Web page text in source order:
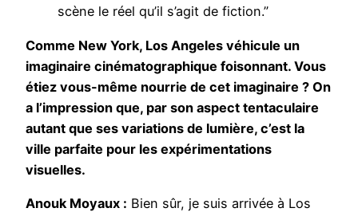
scène le réel qu’il s’agit de fiction.”
Comme New York, Los Angeles véhicule un
imaginaire cinématographique foisonnant. Vous
étiez vous-même nourrie de cet imaginaire ? On
a l’impression que, par son aspect tentaculaire
autant que ses variations de lumière, c’est la
ville parfaite pour les expérimentations
visuelles.
Anouk Moyaux : Bien sûr, je suis arrivée à Los